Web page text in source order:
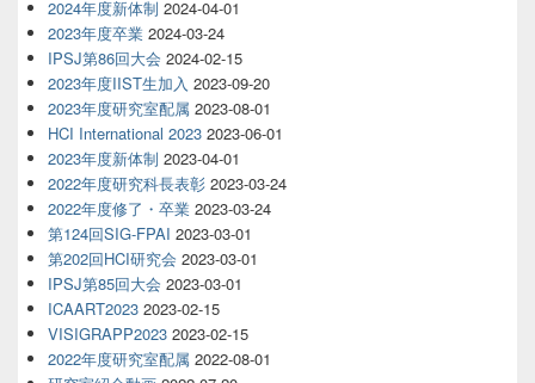
2024年度新体制 2024-04-01
2023年度卒業 2024-03-24
IPSJ第86回大会 2024-02-15
2023年度IIST生加入 2023-09-20
2023年度研究室配属 2023-08-01
HCI International 2023 2023-06-01
2023年度新体制 2023-04-01
2022年度研究科長表彰 2023-03-24
2022年度修了・卒業 2023-03-24
第124回SIG-FPAI 2023-03-01
第202回HCI研究会 2023-03-01
IPSJ第85回大会 2023-03-01
ICAART2023 2023-02-15
VISIGRAPP2023 2023-02-15
2022年度研究室配属 2022-08-01